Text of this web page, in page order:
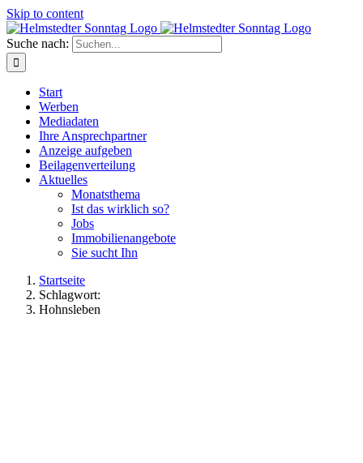
Skip to content
Suche nach:
Start
Werben
Mediadaten
Ihre Ansprechpartner
Anzeige aufgeben
Beilagenverteilung
Aktuelles
Monatsthema
Ist das wirklich so?
Jobs
Immobilienangebote
Sie sucht Ihn
Startseite
Schlagwort:
Hohnsleben